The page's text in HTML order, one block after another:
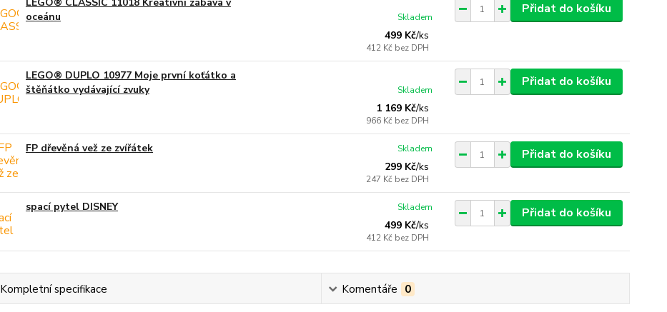
oceánu
499 Kč/ks
412 Kč bez DPH
Skladem
Přidat do košíku
LEGO® DUPLO 10977 Moje první koťátko a
štěňátko vydávající zvuky
1 169 Kč/ks
966 Kč bez DPH
Skladem
Přidat do košíku
FP dřevěná vež ze zvířátek
299 Kč/ks
247 Kč bez DPH
Skladem Přidat do košíku
spací pytel DISNEY
499 Kč/ks
412 Kč bez DPH
Skladem Přidat do košíku
Kompletní specifikace Komentáře 0